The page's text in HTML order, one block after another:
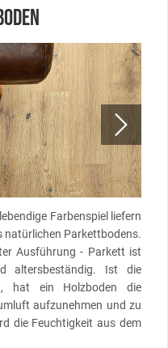
Farbenspiel liefern
natürlichen Parkettbodens.
Ausführung - Parkett ist
altersbeständig. Ist die
hat ein Holzboden die
aufzunehmen und zu
die Feuchtigkeit aus dem